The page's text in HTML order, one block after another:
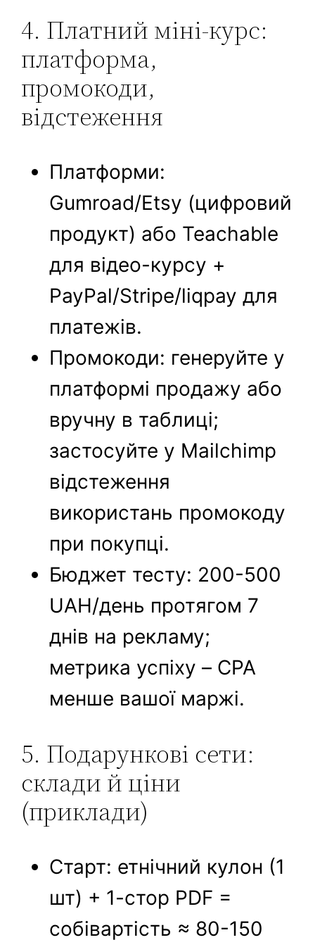
4. Платний міні-курс:
платформа,
промокоди,
відстеження
Платформи:
Gumroad/Etsy (цифровий
продукт) або Teachable
для відео-курсу +
PayPal/Stripe/liqpay для
платежів.
Промокоди: генеруйте у
платформі продажу або
вручну в таблиці;
застосуйте у Mailchimp
відстеження
використань промокоду
при покупці.
Бюджет тесту: 200-500
UAH/день протягом 7
днів на рекламу;
метрика успіху – CPA
менше вашої маржі.
5. Подарункові сети:
склади й ціни
(приклади)
Старт: етнічний кулон (1
шт) + 1-стор PDF =
собівартість ≈ 80-150